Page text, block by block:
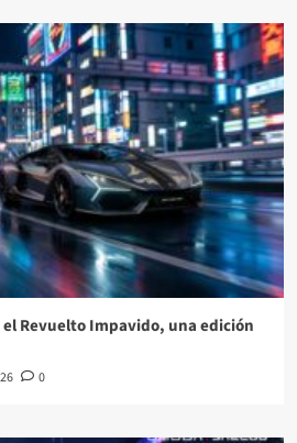
Revuelto Impavido, una edición
0